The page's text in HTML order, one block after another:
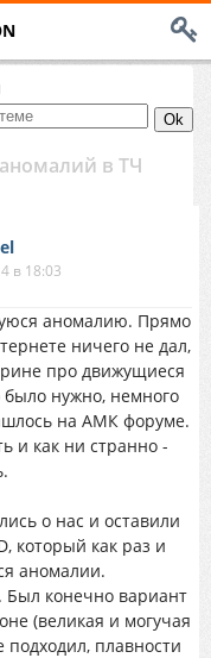
в ТЧ
в 18:03
аномалию. Прямо
ничего не дал,
про движущиеся
было нужно, немного
на АМК форуме.
и как ни странно -
о нас и оставили
который как раз и
аномалии.
конечно вариант
(великая и могучая
подходил, плавности